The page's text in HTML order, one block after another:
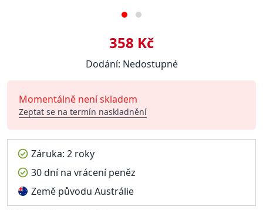
358 Kč
Dodání: Nedostupné
Momentálně není skladem
Zeptat se na termín naskladnění
Záruka: 2 roky
30 dní na vrácení peněz
Země původu Austrálie